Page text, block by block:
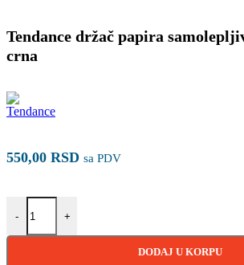
Tendance držač papira
crna
550,00 RSD sa PDV
-
Tendance držač papira samolepljiv 3M metal
+
DODAJ U KORPU